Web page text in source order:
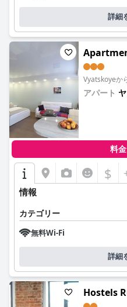
詳細
Vyatskoyeか
アパート
料
$
情報
カテゴリー
無料Wi-Fi
詳細
Hostels